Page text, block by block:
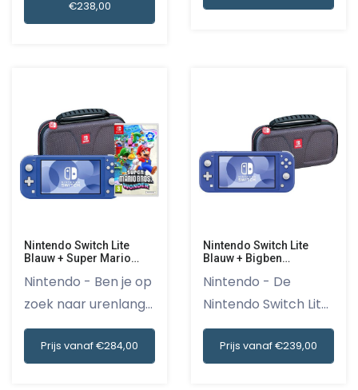
€238,00
Nintendo Switch Lite
Blauw + Super Mario
Beschermhoes
Nintendo - Ben je op
zoek naar urenlang
gam...
Prijs vanaf €284,00
Nintendo Switch Lite
Blauw + Bigben
Nintendo - De
Nintendo Switch Lite
Blauw +...
Prijs vanaf €239,00